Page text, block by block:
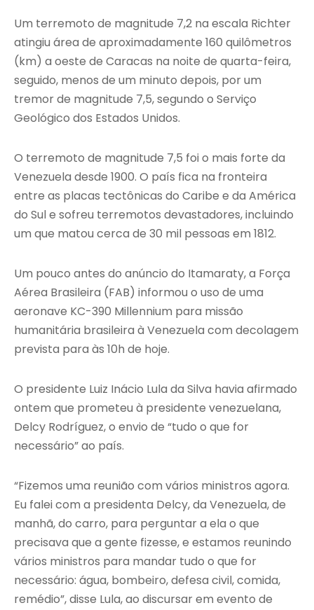
Um terremoto de magnitude 7,2 na escala Richter
atingiu área de aproximadamente 160 quilômetros
(km) a oeste de Caracas na noite de quarta-feira,
seguido, menos de um minuto depois, por um
tremor de magnitude 7,5, segundo o Serviço
Geológico dos Estados Unidos.
O terremoto de magnitude 7,5 foi o mais forte da
Venezuela desde 1900. O país fica na fronteira
entre as placas tectônicas do Caribe e da América
do Sul e sofreu terremotos devastadores, incluindo
um que matou cerca de 30 mil pessoas em 1812.
Um pouco antes do anúncio do Itamaraty, a Força
Aérea Brasileira (FAB) informou o uso de uma
aeronave KC-390 Millennium para missão
humanitária brasileira à Venezuela com decolagem
prevista para às 10h de hoje.
O presidente Luiz Inácio Lula da Silva havia afirmado
ontem que prometeu à presidente venezuelana,
Delcy Rodríguez, o envio de “tudo o que for
necessário” ao país.
“Fizemos uma reunião com vários ministros agora.
Eu falei com a presidenta Delcy, da Venezuela, de
manhã, do carro, para perguntar a ela o que
precisava que a gente fizesse, e estamos reunindo
vários ministros para mandar tudo o que for
necessário: água, bombeiro, defesa civil, comida,
remédio”, disse Lula, ao discursar em evento de